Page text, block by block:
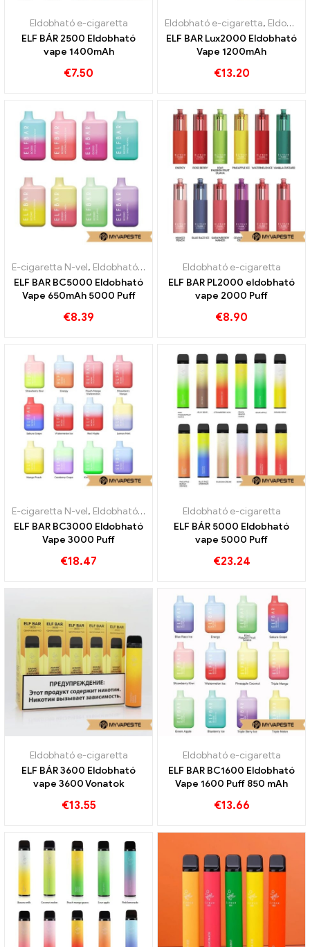
Eldobható e-cigaretta
ELF BÁR 2500 Eldobható
vape 1400mAh
€7.50
Eldobható e-cigaretta, Eldobható e-cigaretta Svédország
ELF BAR Lux2000 Eldobható
Vape 1200mAh
€13.20
E-cigaretta N-vel, Eldobható e-cigaretta ,Vámmentes áru
ELF BAR BC5000 Eldobható
Vape 650mAh 5000 Puff
€8.39
Eldobható e-cigaretta
ELF BAR PL2000 eldobható
vape 2000 Puff
€8.90
E-cigaretta N-vel, Eldobható e-cigaretta
ELF BAR BC3000 Eldobható
Vape 3000 Puff
€18.47
Eldobható e-cigaretta
ELF BÁR 5000 Eldobható
vape 5000 Puff
€23.24
Eldobható e-cigaretta
ELF BÁR 3600 Eldobható
vape 3600 Vonatok
€13.55
Eldobható e-cigaretta
ELF BAR BC1600 Eldobható
Vape 1600 Puff 850 mAh
€13.66